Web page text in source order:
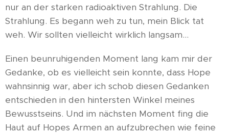
nur an der starken radioaktiven Strahlung. Die
Strahlung. Es begann weh zu tun, mein Blick tat
weh. Wir sollten vielleicht wirklich langsam...
Einen beunruhigenden Moment lang kam mir der
Gedanke, ob es vielleicht sein konnte, dass Hope
wahnsinnig war, aber ich schob diesen Gedanken
entschieden in den hintersten Winkel meines
Bewusstseins. Und im nächsten Moment fing die
Haut auf Hopes Armen an aufzubrechen wie feine